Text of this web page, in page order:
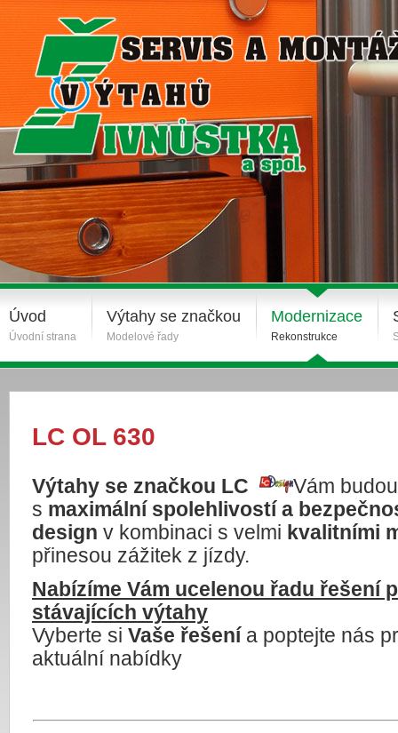
Úvod
Úvodní strana
Výtahy se značkou
Modelové řady
Modernizace
Rekonstrukce
LC OL 630
Výtahy se značkou LC
Vám
s maximální spolehlivostí a
design v kombinaci s velmi kvalitními
přinesou zážitek z jízdy.
Nabízíme Vám ucelenou řadu řešení
stávajících výtahy
Vyberte si Vaše řešení a poptejte nás
aktuální nabídky